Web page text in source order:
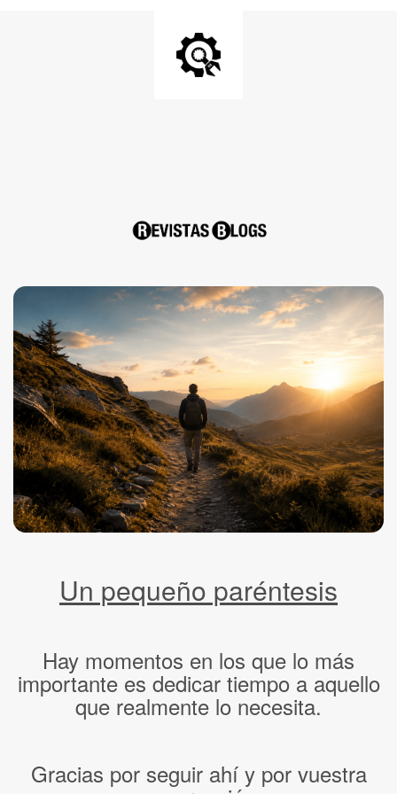
Un pequeño paréntesis
Hay momentos en los que lo más
importante es dedicar tiempo a aquello
que realmente lo necesita.
Gracias por seguir ahí y por vuestra